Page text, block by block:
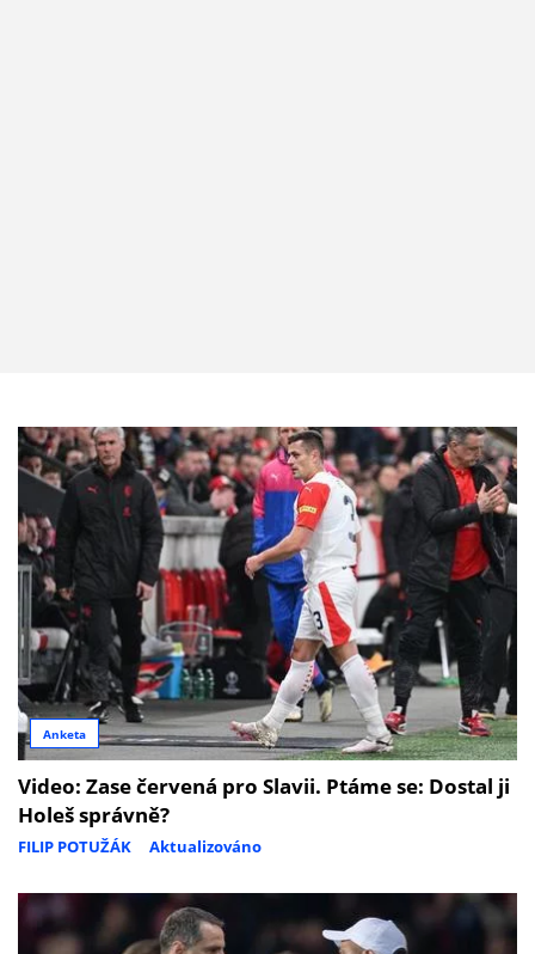
Anketa
Video: Zase červená pro Slavii. Ptáme se: Dostal ji
Holeš správně?
FILIP POTUŽÁK Aktualizováno